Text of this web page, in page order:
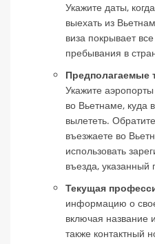
Укажите даты,
выехать из
виза покрывает
пребывания в
Предполагаемые
Укажите
во Вьетнаме, куда
вылететь.
въезжаете во
использовать
въезда, указанный
Текущая
информацию о
включая название
также контактный